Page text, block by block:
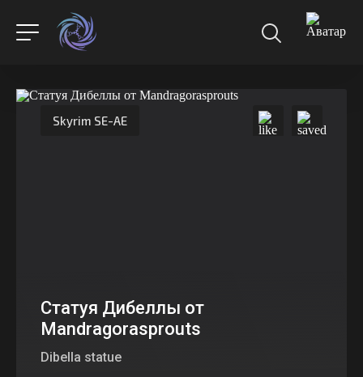
Skyrim SE-AE
Статуя Дибеллы от
Mandragorasprouts
Dibella statue